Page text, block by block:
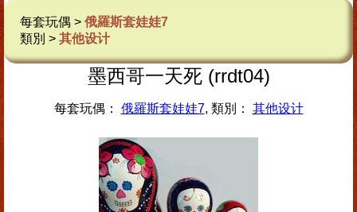
每套玩偶 > 俄羅斯套娃娃7
類別 > 其他设计
墨西哥一天死 (rrdt04)
每套玩偶： 俄羅斯套娃娃7, 類別： 其他设计